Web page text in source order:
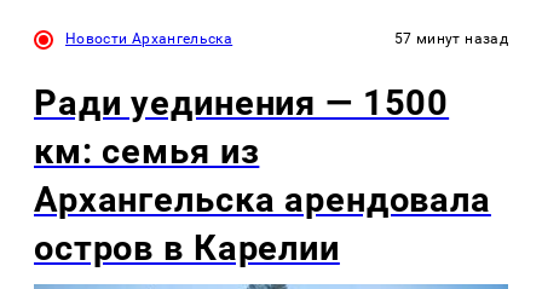
Новости Архангельска 57 минут назад
Ради уединения — 1500
км: семья из
Архангельска арендовала
остров в Карелии